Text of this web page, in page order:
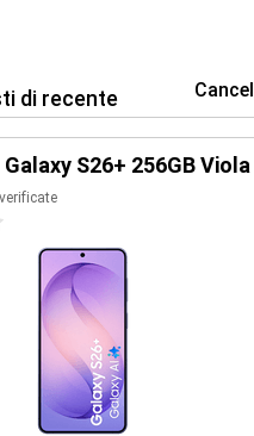
di recente
S26+ 256GB Viola